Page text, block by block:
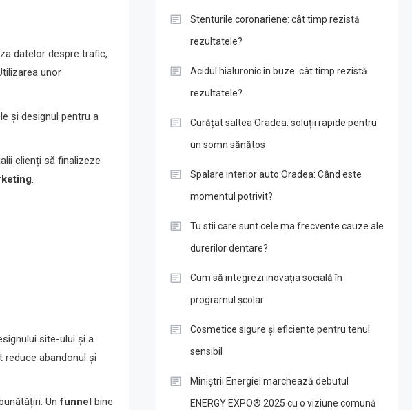
datelor despre trafic,
unor
și designul pentru a
clienți să finalizeze
.
site-ului și a
reduce abandonul și
Unfunnel
bine
Stenturile coronariene: cât timp rezistă
rezultatele?
Acidul hialuronic în buze: cât timp rezistă
rezultatele?
Curățat saltea Oradea: soluții rapide pentru
un somn sănătos
Spalare interior auto Oradea: Când este
momentul potrivit?
Tu stii care sunt cele ma frecvente cauze ale
durerilor dentare?
Cum să integrezi inovația socială în
programul școlar
Cosmetice sigure și eficiente pentru tenul
sensibil
Miniștrii Energiei marchează debutul
ENERGY EXPO® 2025 cu o viziune comună